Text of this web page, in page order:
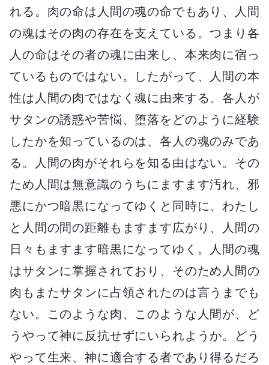
れる。肉の命は人間の魂の命でもあり、人間
の魂はその肉の存在を支えている。つまり各
人の命はその者の魂に由来し、本来肉に宿っ
ているものではない。したがって、人間の本
性は人間の肉ではなく魂に由来する。各人が
サタンの誘惑や苦悩、堕落をどのように経験
したかを知っているのは、各人の魂のみであ
る。人間の肉がそれらを知る由はない。その
ため人間は無意識のうちにますます汚れ、邪
悪にかつ暗黒になってゆくと同時に、わたし
と人間の間の距離もますます広がり、人間の
日々もますます暗黒になってゆく。人間の魂
はサタンに掌握されており、そのため人間の
肉もまたサタンに占領されたのは言うまでも
ない。このような肉、このような人間が、ど
うやって神に反抗せずにいられようか。どう
やって生来、神に適合する者であり得るだろ